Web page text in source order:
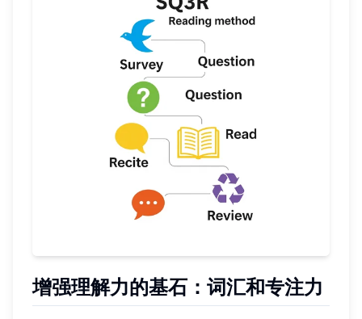
增强理解力的基石：词汇和专注力